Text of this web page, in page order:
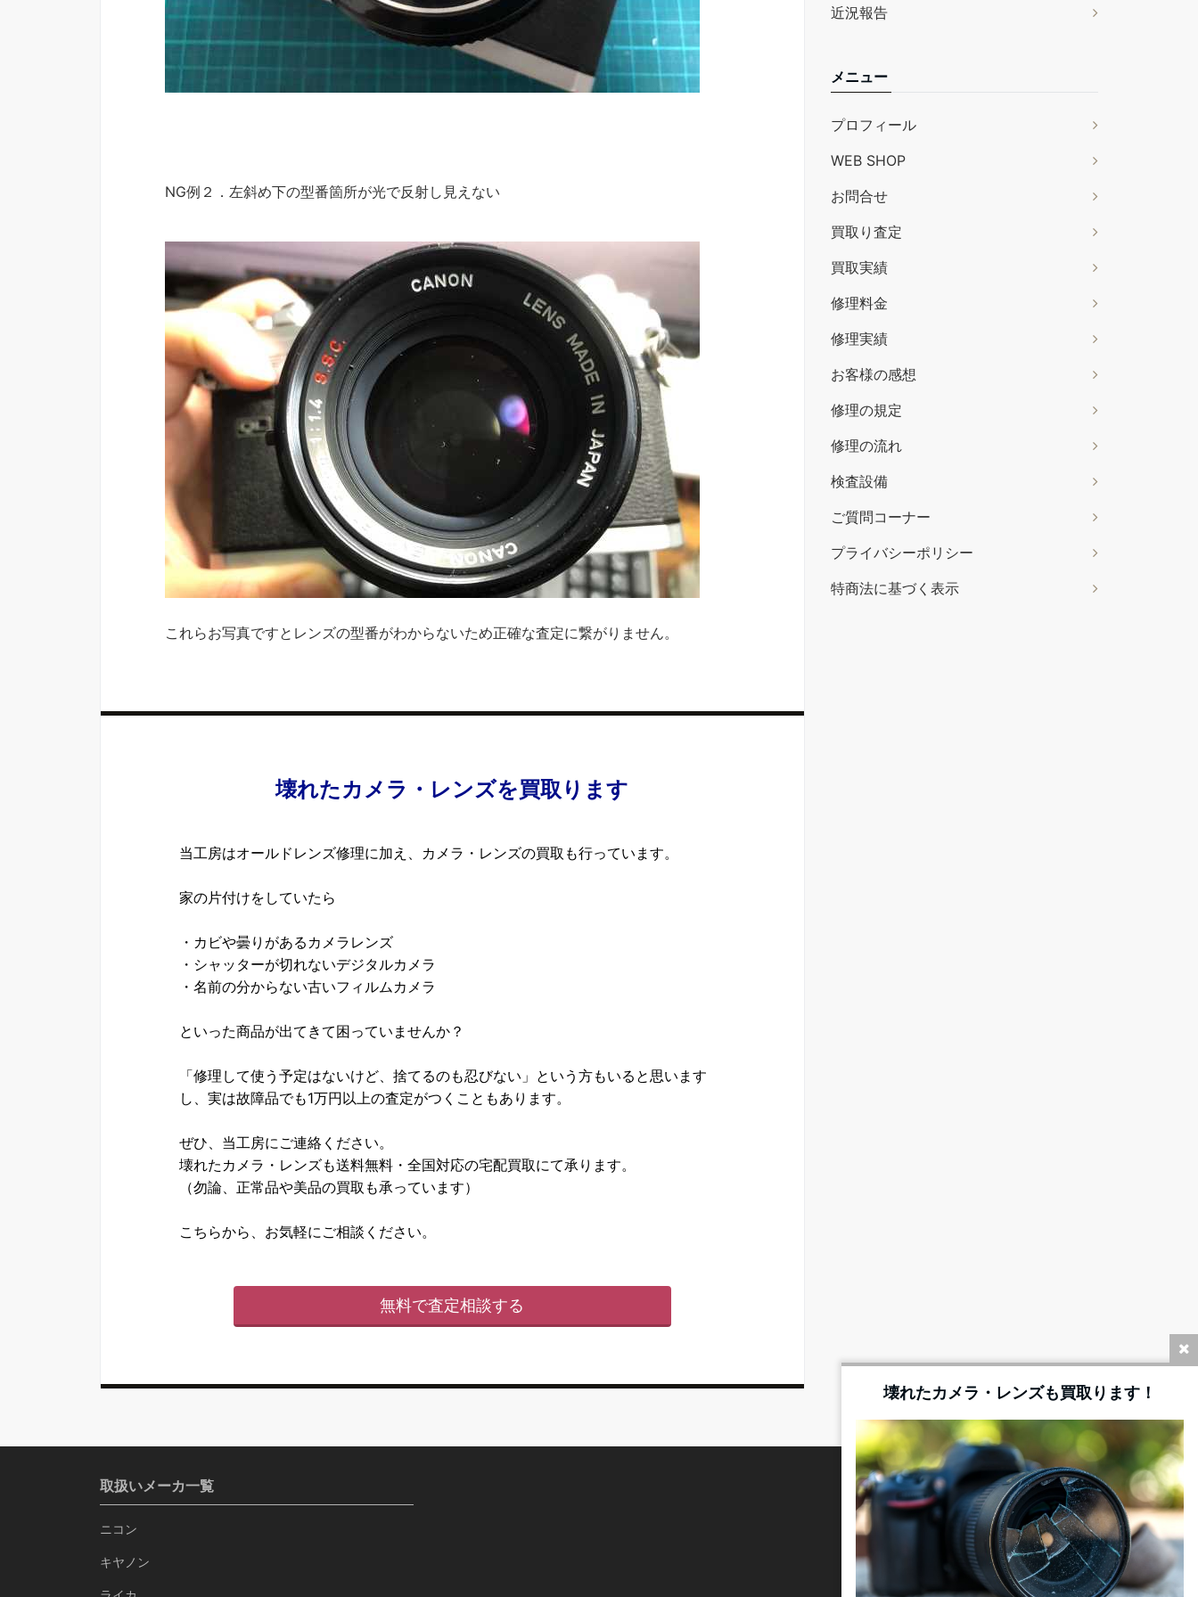
NG例２．左斜め下の型番箇所が光で反射し見えない
これらお写真ですとレンズの型番がわからないため正確な査定に繋がりません。
壊れたカメラ・レンズを買取ります
当工房はオールドレンズ修理に加え、カメラ・レンズの買取も行っています。
家の片付けをしていたら
・カビや曇りがあるカメラレンズ
・シャッターが切れないデジタルカメラ
・名前の分からない古いフィルムカメラ
といった商品が出てきて困っていませんか？
「修理して使う予定はないけど、捨てるのも忍びない」という方もいると思います
し、実は故障品でも1万円以上の査定がつくこともあります。
ぜひ、当工房にご連絡ください。
壊れたカメラ・レンズも送料無料・全国対応の宅配買取にて承ります。
（勿論、正常品や美品の買取も承っています）
こちらから、お気軽にご相談ください。
無料で査定相談する
近況報告
メニュー
プロフィール
WEB SHOP
お問合せ
買取り査定
買取実績
修理料金
修理実績
お客様の感想
修理の規定
修理の流れ
検査設備
ご質問コーナー
プライバシーポリシー
特商法に基づく表示
壊れたカメラ・レンズも買取ります！
取扱いメーカ一覧
ニコン
キヤノン